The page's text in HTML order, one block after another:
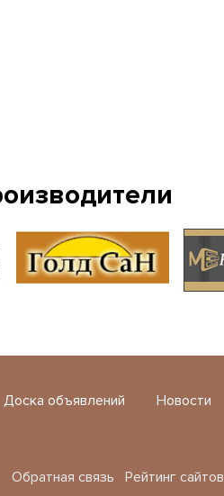
Доска объявлений Новости
Обратная связь Рейтинг сайтов